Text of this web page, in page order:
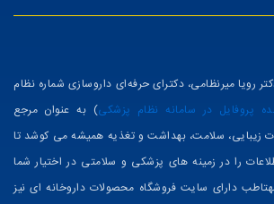
رویا میرنظامی، دکترای حرفه‌ای داروسازی شماره نظام
پروفایل در سامانه نظام پزشکی) به عنوان مرجع
زیبایی، سلامت، بهداشت و تغذیه همیشه می کوشد تا
را در زمینه های پزشکی و سلامتی در اختیار شما
دارای سایت فروشگاه محصولات داروخانه ای نیز